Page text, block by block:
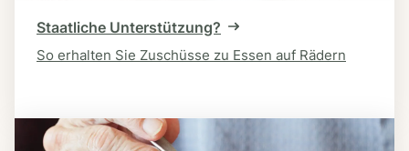
Staatliche Unterstützung?
So erhalten Sie Zuschüsse zu Essen auf Rädern